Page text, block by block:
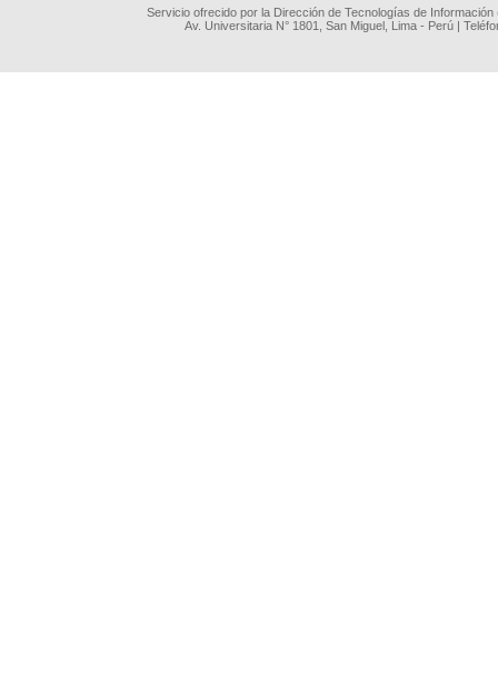
Servicio ofrecido por la Dirección de Tecnologías de
Av. Universitaria N° 1801, San Miguel, Lima - Perú |